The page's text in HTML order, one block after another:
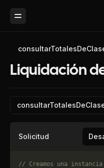
Toggle Menu
Referencia de API
Liquidación de Tabaco
Liquidación
Solicitud
// Creamos una